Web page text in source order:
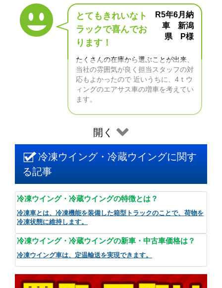
とてもきれいなト
ラックで喜んでお
ります！
R5年6月納
車 新潟
県 P様
たくさんの在庫から選ぶことが出来、
当社の雰囲気が良く担当スタッフの対
応もよかったので 近いうちに、4ｔウ
ィングのエアサス車の増車を考えてい
ます。
開く
冷凍ウイング・冷蔵ウイングに関す
る記事
冷凍ウイング・冷蔵ウイングの特徴とは？
冷凍車とは、冷凍機能を装備した箱型トラックのことで、荷物を
冷凍状態に維持します。
冷凍ウイング・冷蔵ウイングの新車・中古車価格は？
冷凍ウイング車は、定温輸送を実現できます。